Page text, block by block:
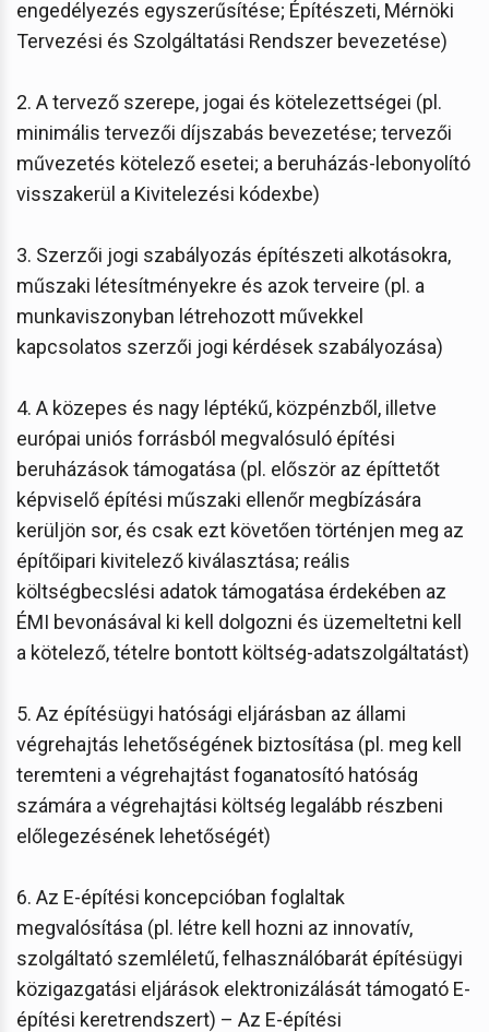
engedélyezés egyszerűsítése; Építészeti, Mérnöki
Tervezési és Szolgáltatási Rendszer bevezetése)
2. A tervező szerepe, jogai és kötelezettségei (pl.
minimális tervezői díjszabás bevezetése; tervezői
művezetés kötelező esetei; a beruházás-lebonyolító
visszakerül a Kivitelezési kódexbe)
3. Szerzői jogi szabályozás építészeti alkotásokra,
műszaki létesítményekre és azok terveire (pl. a
munkaviszonyban létrehozott művekkel
kapcsolatos szerzői jogi kérdések szabályozása)
4. A közepes és nagy léptékű, közpénzből, illetve
európai uniós forrásból megvalósuló építési
beruházások támogatása (pl. először az építtetőt
képviselő építési műszaki ellenőr megbízására
kerüljön sor, és csak ezt követően történjen meg az
építőipari kivitelező kiválasztása; reális
költségbecslési adatok támogatása érdekében az
ÉMI bevonásával ki kell dolgozni és üzemeltetni kell
a kötelező, tételre bontott költség-adatszolgáltatást)
5. Az építésügyi hatósági eljárásban az állami
végrehajtás lehetőségének biztosítása (pl. meg kell
teremteni a végrehajtást foganatosító hatóság
számára a végrehajtási költség legalább részbeni
előlegezésének lehetőségét)
6. Az E-építési koncepcióban foglaltak
megvalósítása (pl. létre kell hozni az innovatív,
szolgáltató szemléletű, felhasználóbarát építésügyi
közigazgatási eljárások elektronizálását támogató E-
építési keretrendszert) – Az E-építési